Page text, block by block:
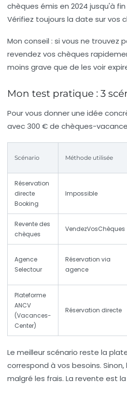
chèques émis en 2024 jusqu'à
Vérifiez toujours la date sur vos
Mon conseil : si vous ne
revendez vos chèques
moins grave que de les voir
Mon test pratique : 3
Pour vous donner une idée
avec 300 € de chèques-
Scénario Méthode utilisée
Réservation
directe
Booking
Impossible
Revente des
chèques
VendezVosChèques
Agence
Selectour
Réservation via
agence
Plateforme
ANCV
(Vacances-
Center)
Réservation directe
Le meilleur scénario reste la
correspond à vos besoins.
malgré les frais. La revente est